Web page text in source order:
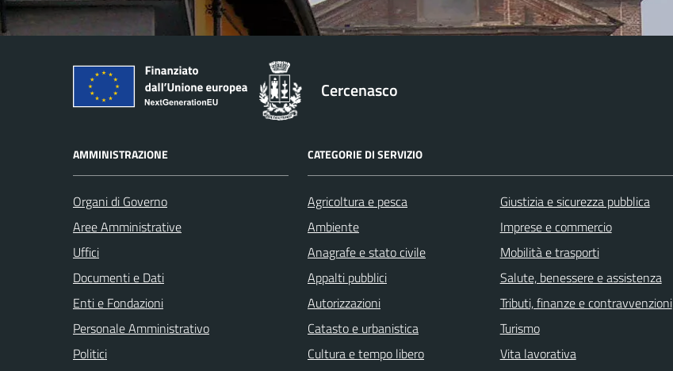
Cercenasco
AMMINISTRAZIONE
Organi di Governo
Aree Amministrative
Uffici
Documenti e Dati
Enti e Fondazioni
Personale Amministrativo
Politici
CATEGORIE DI SERVIZIO
Agricoltura e pesca
Ambiente
Anagrafe e stato civile
Appalti pubblici
Autorizzazioni
Catasto e urbanistica
Cultura e tempo libero
Giustizia e sicurezza pubblica
Imprese e commercio
Mobilità e trasporti
Salute, benessere e assistenza
Tributi, finanze e contravvenzioni
Turismo
Vita lavorativa